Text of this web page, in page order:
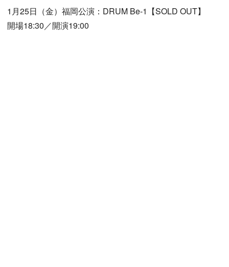
1月25日（金）福岡公演：DRUM Be-1【SOLD OUT】
開場18:30／開演19:00